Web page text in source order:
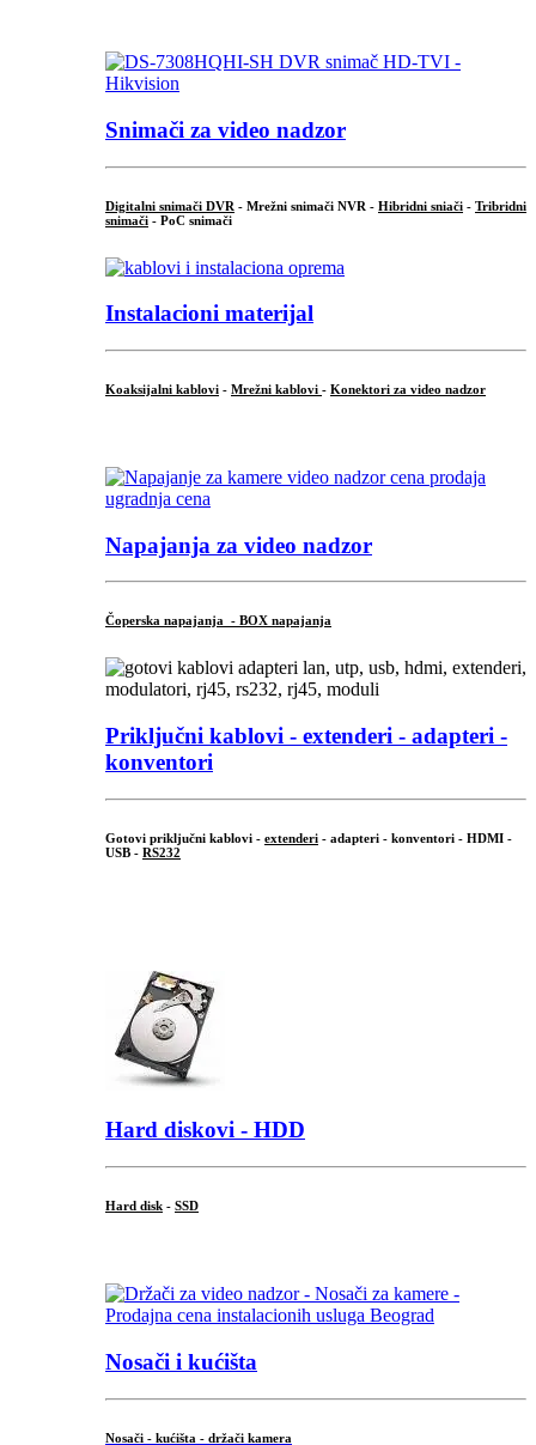
Snimači za video nadzor
Digitalni snimači DVR - Mrežni snimači NVR - Hibridni sniači - Tribridni
snimači - PoC snimači
Instalacioni materijal
Koaksijalni kablovi - Mrežni kablovi - Konektori za video nadzor
Napajanja za video nadzor
Čoperska napajanja - BOX napajanja
Priključni kablovi - extenderi - adapteri -
konventori
Gotovi priključni kablovi - extenderi - adapteri - konventori - HDMI -
USB - RS232
Hard diskovi - HDD
Hard disk - SSD
Nosači i kućišta
Nosači - kućišta - držači kamera